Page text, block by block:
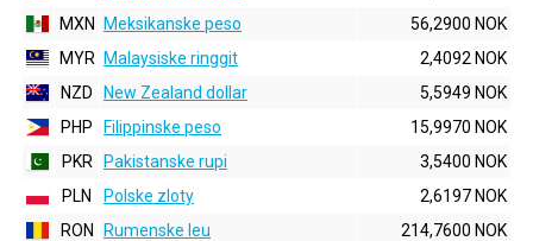
MXN
Meksikanske peso
56,2900 NOK
MYR
Malaysiske ringgit
2,4092 NOK
NZD
New Zealand dollar
5,5949 NOK
PHP
Filippinske peso
15,9970 NOK
PKR
Pakistanske rupi
3,5400 NOK
PLN
Polske zloty
2,6197 NOK
RON
Rumenske leu
214,7600 NOK